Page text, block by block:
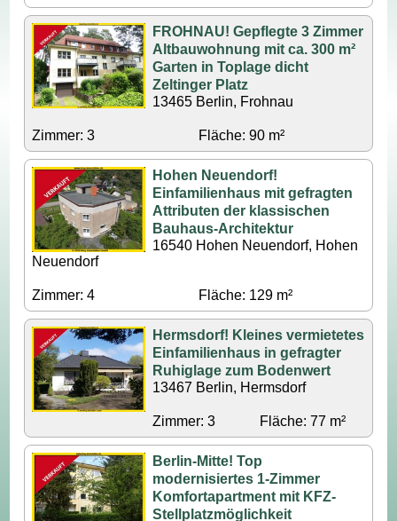
FROHNAU! Gepflegte 3 Zimmer
Altbauwohnung mit ca. 300 m²
Garten in Toplage dicht
Zeltinger Platz
13465 Berlin, Frohnau
Zimmer: 3 Fläche: 90 m²
Hohen Neuendorf!
Einfamilienhaus mit gefragten
Attributen der klassischen
Bauhaus-Architektur
16540 Hohen Neuendorf, Hohen
Neuendorf
Zimmer: 4 Fläche: 129 m²
Hermsdorf! Kleines vermietetes
Einfamilienhaus in gefragter
Ruhiglage zum Bodenwert
13467 Berlin, Hermsdorf
Zimmer: 3 Fläche: 77 m²
Berlin-Mitte! Top
modernisiertes 1-Zimmer
Komfortapartment mit KFZ-
Stellplatzmöglichkeit